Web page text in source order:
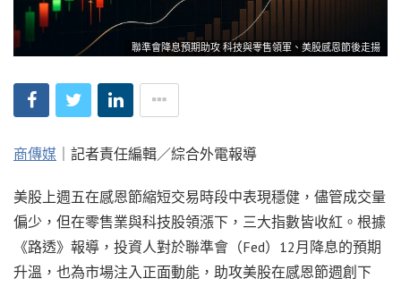
聯準會降息預期助攻 科技與零售領軍、美股感恩節後走揚
商傳媒 ｜記者責任編輯／綜合外電報導
美股上週五在感恩節縮短交易時段中表現穩健，儘管成交量
偏少，但在零售業與科技股領漲下，三大指數皆收紅。根據
《路透》報導，投資人對於聯準會（Fed）12月降息的預期
升溫，也為市場注入正面動能，助攻美股在感恩節週創下